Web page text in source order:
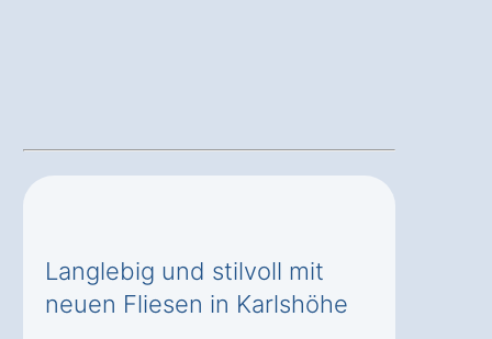
Langlebig und stilvoll mit
neuen Fliesen in Karlshöhe